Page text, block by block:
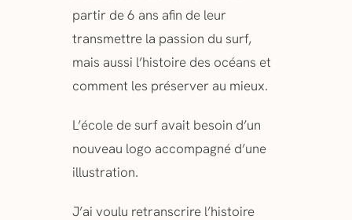
partir de 6 ans afin de leur
transmettre la passion du surf,
mais aussi l’histoire des océans et
comment les préserver au mieux.
L’école de surf avait besoin d’un
nouveau logo accompagné d’une
illustration.
J’ai voulu retranscrire l’histoire